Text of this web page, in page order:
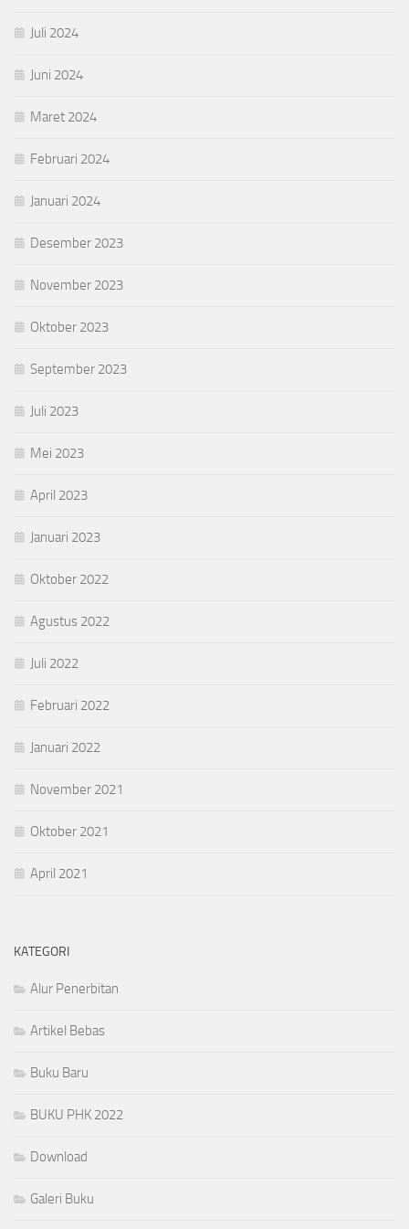
Juli 2024
Juni 2024
Maret 2024
Februari 2024
Januari 2024
Desember 2023
November 2023
Oktober 2023
September 2023
Juli 2023
Mei 2023
April 2023
Januari 2023
Oktober 2022
Agustus 2022
Juli 2022
Februari 2022
Januari 2022
November 2021
Oktober 2021
April 2021
KATEGORI
Alur Penerbitan
Artikel Bebas
Buku Baru
BUKU PHK 2022
Download
Galeri Buku